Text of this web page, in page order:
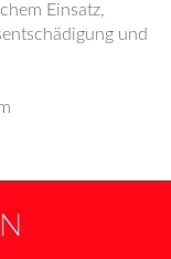
Einsatz,
und